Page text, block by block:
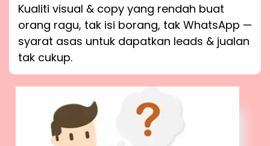
Kualiti visual & copy yang rendah buat
orang ragu, tak isi borang, tak WhatsApp —
syarat asas untuk dapatkan leads & jualan
tak cukup.